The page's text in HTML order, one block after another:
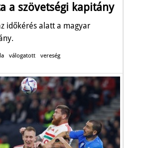
a szövetségi kapitány
időkérés alatt a magyar
válogatott vereség